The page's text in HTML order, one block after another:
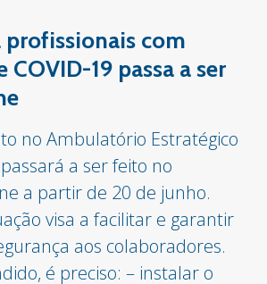
profissionais com
COVID-19 passa a ser
no Ambulatório Estratégico
a ser feito no
a partir de 20 de junho.
visa a facilitar e garantir
aos colaboradores.
é preciso: – instalar o